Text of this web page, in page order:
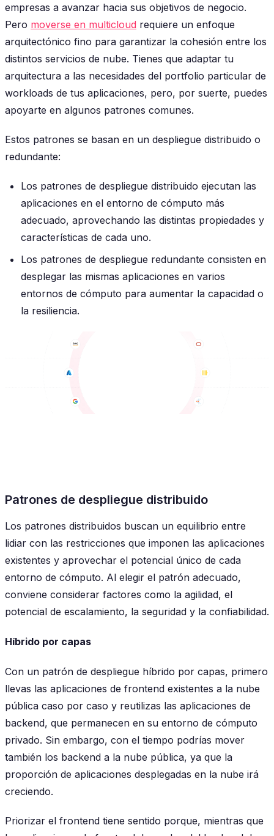
empresas a avanzar hacia sus objetivos de negocio.
Pero moverse en multicloud requiere un enfoque
arquitectónico fino para garantizar la cohesión entre los
distintos servicios de nube. Tienes que adaptar tu
arquitectura a las necesidades del portfolio particular de
workloads de tus aplicaciones, pero, por suerte, puedes
apoyarte en algunos patrones comunes.
Estos patrones se basan en un despliegue distribuido o
redundante:
Los patrones de despliegue distribuido ejecutan las
aplicaciones en el entorno de cómputo más
adecuado, aprovechando las distintas propiedades y
características de cada uno.
Los patrones de despliegue redundante consisten en
desplegar las mismas aplicaciones en varios
entornos de cómputo para aumentar la capacidad o
la resiliencia.
Patrones de despliegue distribuido
Los patrones distribuidos buscan un equilibrio entre
lidiar con las restricciones que imponen las aplicaciones
existentes y aprovechar el potencial único de cada
entorno de cómputo. Al elegir el patrón adecuado,
conviene considerar factores como la agilidad, el
potencial de escalamiento, la seguridad y la confiabilidad.
Híbrido por capas
Con un patrón de despliegue híbrido por capas, primero
llevas las aplicaciones de frontend existentes a la nube
pública caso por caso y reutilizas las aplicaciones de
backend, que permanecen en su entorno de cómputo
privado. Sin embargo, con el tiempo podrías mover
también los backend a la nube pública, ya que la
proporción de aplicaciones desplegadas en la nube irá
creciendo.
Priorizar el frontend tiene sentido porque, mientras que